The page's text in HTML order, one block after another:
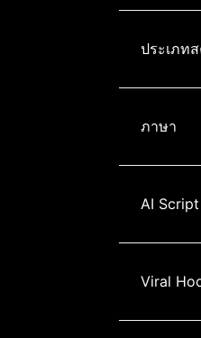
ประเภท
ภาษา
AI
Viral